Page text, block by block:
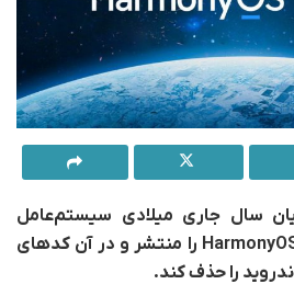
سال جاری میلادی سیستم‌عامل
جدیدش موسوم HarmonyOS NEXT را منتشر و در آن کدهای
را حذف کند.